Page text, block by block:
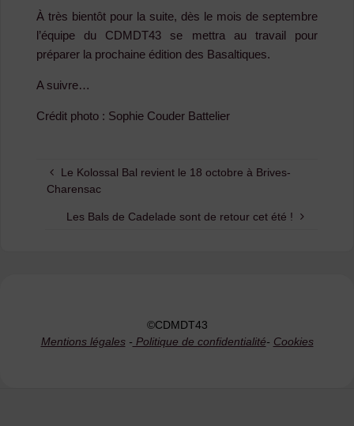
À très bientôt pour la suite, dès le mois de septembre
l’équipe du CDMDT43 se mettra au travail pour
préparer la prochaine édition des Basaltiques.
A suivre…
Crédit photo : Sophie Couder Battelier
Le Kolossal Bal revient le 18 octobre à Brives-
Charensac
Les Bals de Cadelade sont de retour cet été !
©CDMDT43
Mentions légales- Politique de confidentialité- Cookies